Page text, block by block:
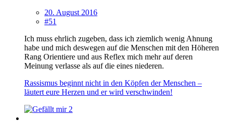
20. August 2016
#51
Ich muss ehrlich zugeben, dass ich ziemlich wenig Ahnung
habe und mich deswegen auf die Menschen mit den Höheren
Rang Orientiere und aus Reflex mich mehr auf deren
Meinung verlasse als auf die eines niederen.
Rassismus beginnt nicht in den Köpfen der Menschen –
läutert eure Herzen und er wird verschwinden!
2